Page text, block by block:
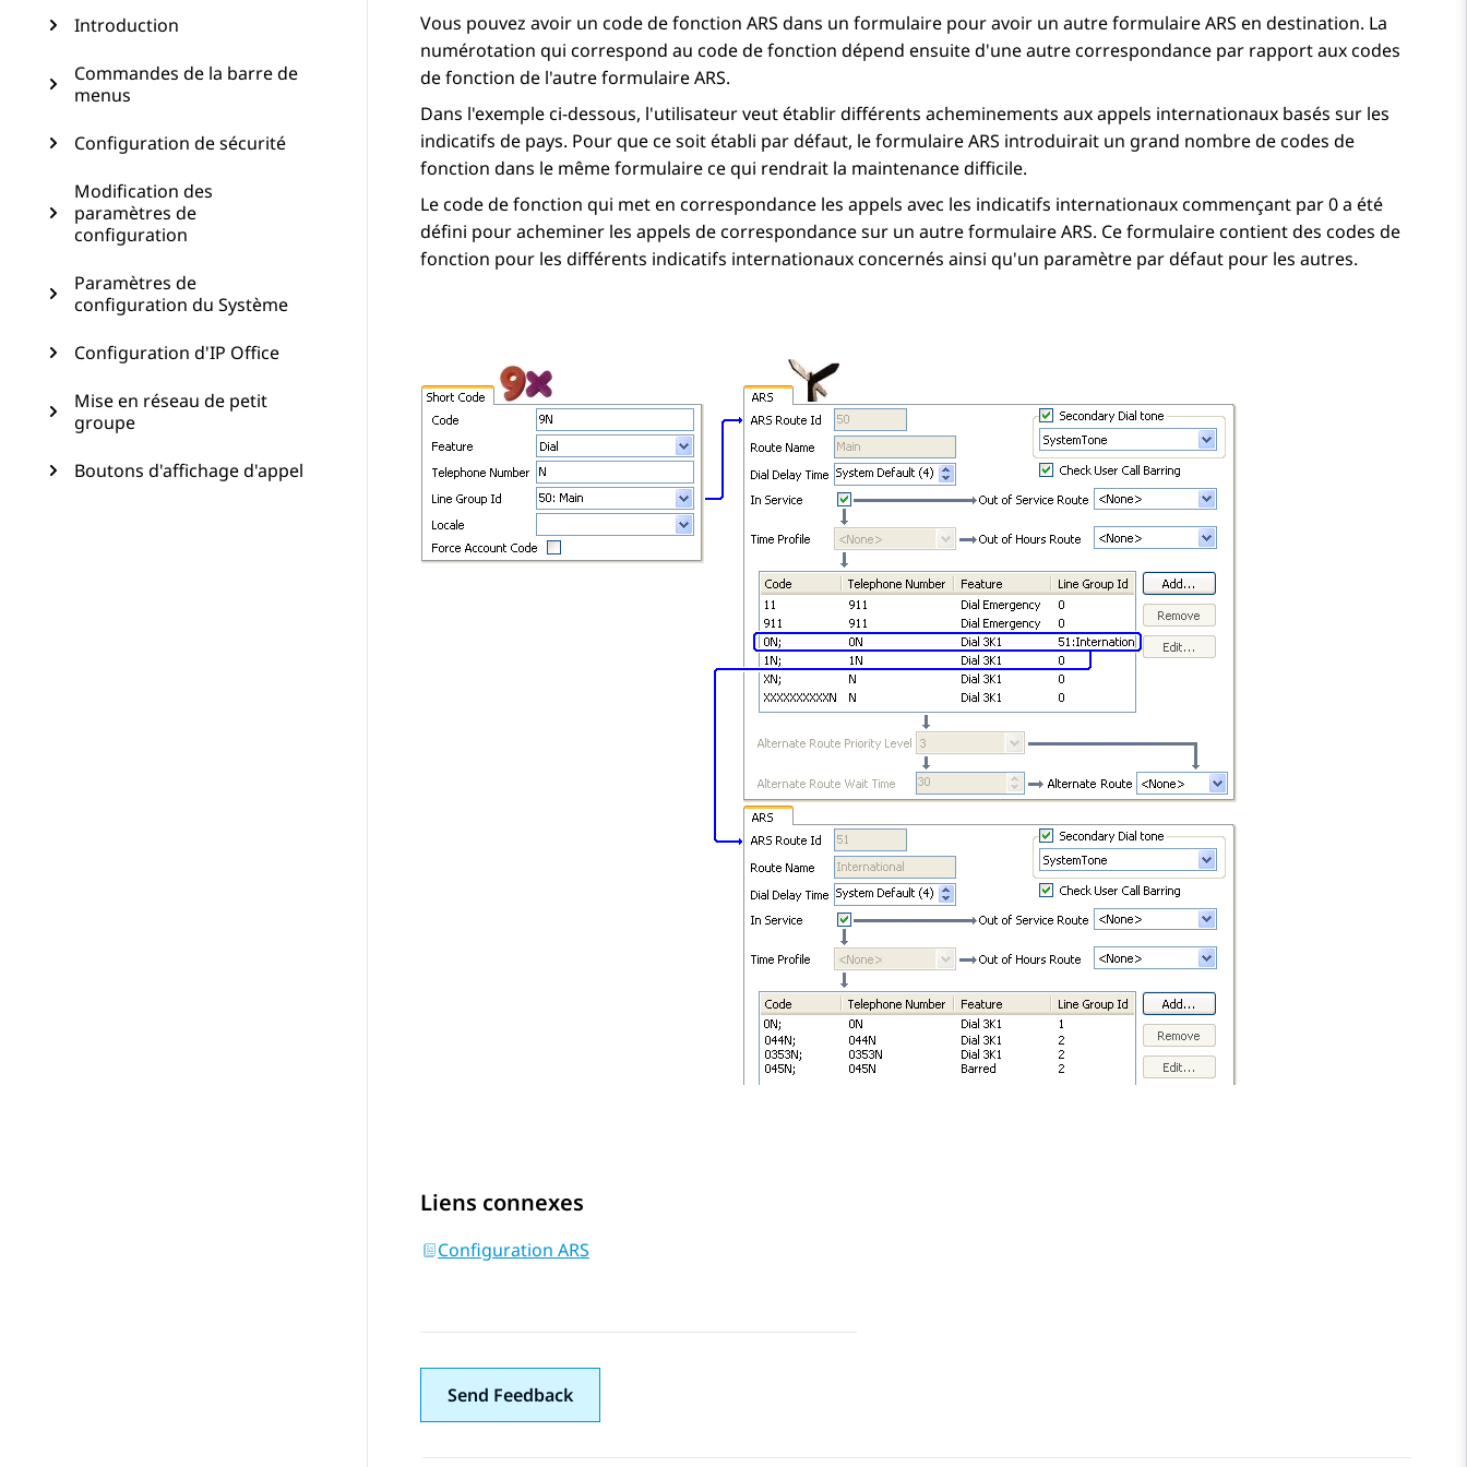
Introduction
Commandes de la barre de
menus
Configuration de sécurité
Modification des
paramètres de
configuration
Paramètres de
configuration du Système
Configuration d'IP Office
Mise en réseau de petit
groupe
Boutons d'affichage d'appel
Vous pouvez avoir un code de fonction ARS dans un formulaire pour avoir un autre formulaire ARS en destination. La
numérotation qui correspond au code de fonction dépend ensuite d'une autre correspondance par rapport aux codes
de fonction de l'autre formulaire ARS.
Dans l'exemple ci-dessous, l'utilisateur veut établir différents acheminements aux appels internationaux basés sur les
indicatifs de pays. Pour que ce soit établi par défaut, le formulaire ARS introduirait un grand nombre de codes de
fonction dans le même formulaire ce qui rendrait la maintenance difficile.
Le code de fonction qui met en correspondance les appels avec les indicatifs internationaux commençant par 0 a été
défini pour acheminer les appels de correspondance sur un autre formulaire ARS. Ce formulaire contient des codes de
fonction pour les différents indicatifs internationaux concernés ainsi qu'un paramètre par défaut pour les autres.
Liens connexes
Configuration ARS
Send Feedback